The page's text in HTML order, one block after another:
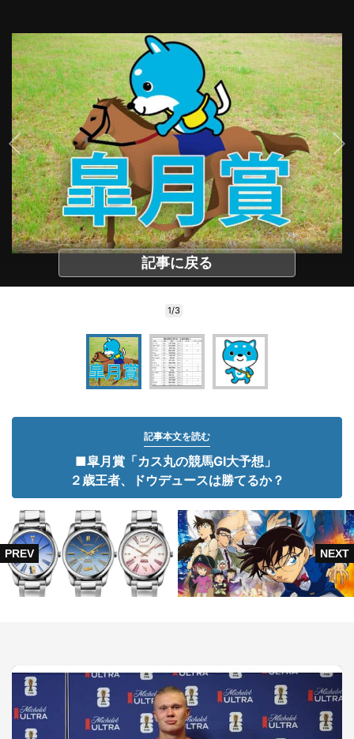
記事に戻る
1/3
記事本文を読む
■皐月賞「カス丸の競馬GI大予想」
２歳王者、ドウデュースは勝てるか？